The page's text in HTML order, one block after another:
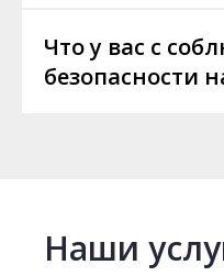
Что у вас с
безопасности
Наши